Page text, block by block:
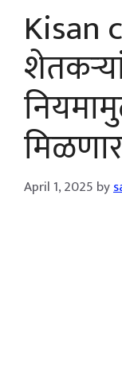
Kisan
April 1, 2025 by